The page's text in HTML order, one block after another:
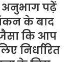
अनुभाग पढ़ें
के बाद
कि आप
निर्धारित